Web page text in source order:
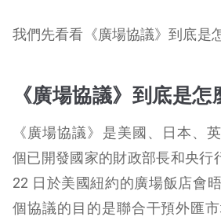
我們先看看《廣場協議》到底是
《廣場協議》到底是怎
《廣場協議》是美國、日本、
個已開發國家的財政部長和央行
22 日於美國紐約的廣場飯店會
個協議的目的是聯合干預外匯